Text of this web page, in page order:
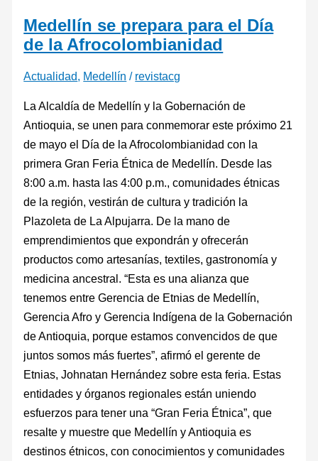
Medellín se prepara para el Día
de la Afrocolombianidad
Actualidad, Medellín / revistacg
La Alcaldía de Medellín y la Gobernación de
Antioquia, se unen para conmemorar este próximo 21
de mayo el Día de la Afrocolombianidad con la
primera Gran Feria Étnica de Medellín. Desde las
8:00 a.m. hasta las 4:00 p.m., comunidades étnicas
de la región, vestirán de cultura y tradición la
Plazoleta de La Alpujarra. De la mano de
emprendimientos que expondrán y ofrecerán
productos como artesanías, textiles, gastronomía y
medicina ancestral. “Esta es una alianza que
tenemos entre Gerencia de Etnias de Medellín,
Gerencia Afro y Gerencia Indígena de la Gobernación
de Antioquia, porque estamos convencidos de que
juntos somos más fuertes”, afirmó el gerente de
Etnias, Johnatan Hernández sobre esta feria. Estas
entidades y órganos regionales están uniendo
esfuerzos para tener una “Gran Feria Étnica”, que
resalte y muestre que Medellín y Antioquia es
destinos étnicos, con conocimientos y comunidades